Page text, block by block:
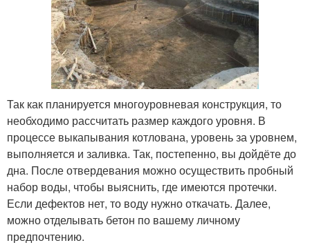
Так как планируется многоуровневая конструкция, то
необходимо рассчитать размер каждого уровня. В
процессе выкапывания котлована, уровень за уровнем,
выполняется и заливка. Так, постепенно, вы дойдёте до
дна. После отвердевания можно осуществить пробный
набор воды, чтобы выяснить, где имеются протечки.
Если дефектов нет, то воду нужно откачать. Далее,
можно отделывать бетон по вашему личному
предпочтению.